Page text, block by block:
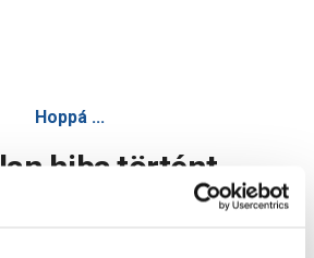
Hoppá ...
hiba történt